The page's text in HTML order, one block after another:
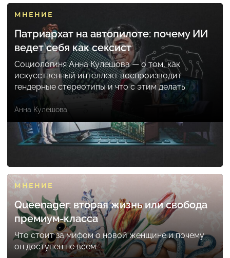
МНЕНИЕ
Патриархат на автопилоте: почему ИИ
ведет себя как сексист
Социологиня Анна Кулешова — о том, как
искусственный интеллект воспроизводит
гендерные стереотипы и что с этим делать
Анна Кулешова
МНЕНИЕ
Queenager: вторая жизнь или свобода
премиум-класса
Что стоит за мифом о новой женщине и почему
он доступен не всем